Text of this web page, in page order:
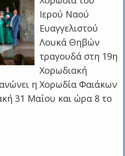
Ιερού Ναού
Ευαγγελιστού
Λουκά Θηβών
τραγουδά στη 19η
Χορωδιακή
η Χορωδία Φαιάκων
31 Μαΐου και ώρα 8 το